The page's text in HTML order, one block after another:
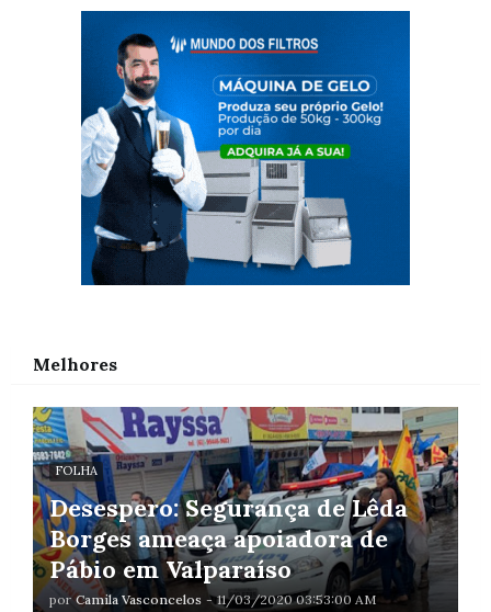
Melhores
FOLHA
Desespero: Segurança de Lêda
Borges ameaça apoiadora de
Pábio em Valparaíso
por Camila Vasconcelos - 11/03/2020 03:53:00 AM